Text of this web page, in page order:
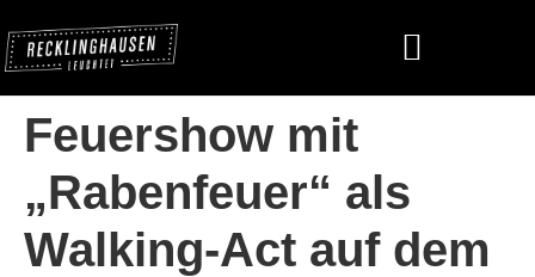
Feuershow mit
„Rabenfeuer“ als
Walking-Act auf dem